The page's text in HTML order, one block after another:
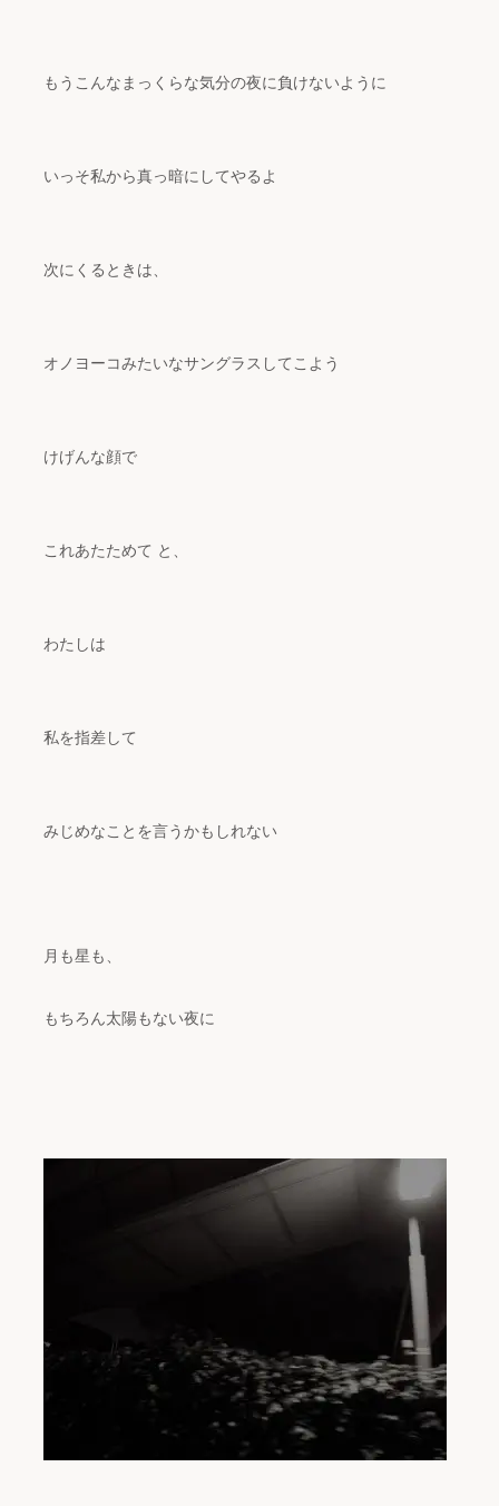
もうこんなまっくらな気分の夜に負けないように
いっそ私から真っ暗にしてやるよ
次にくるときは、
オノヨーコみたいなサングラスしてこよう
けげんな顔で
これあたためて と、
わたしは
私を指差して
みじめなことを言うかもしれない
月も星も、
もちろん太陽もない夜に